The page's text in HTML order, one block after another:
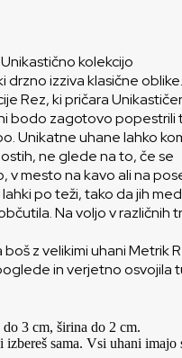
kolekcijo
drzno izziva klasične
Rez, ki pričara
bodo zagotovo popestrili
Unikatne uhane lahko
ne glede na to, če se
v mesto na kavo ali na
po teži, tako da jih med
Na voljo v različnih
z velikimi uhani Metrik
in verjetno osvojila
3 cm, širina do 2 cm.
izbereš sama. Vsi uhani imajo